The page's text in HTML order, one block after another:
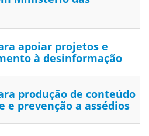
apoiar projetos e
à desinformação
produção de conteúdo
e prevenção a assédios